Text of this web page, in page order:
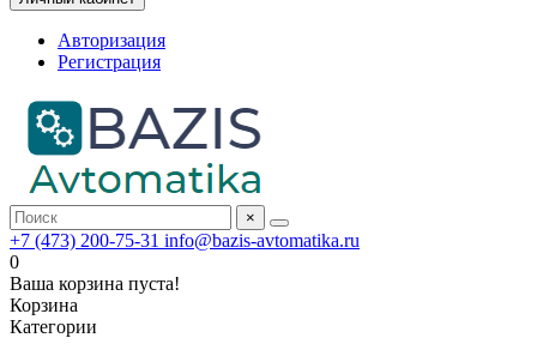
Авторизация
Регистрация
×
+7 (473) 200-75-31 info@bazis-avtomatika.ru
0
Ваша корзина пуста!
Корзина
Категории